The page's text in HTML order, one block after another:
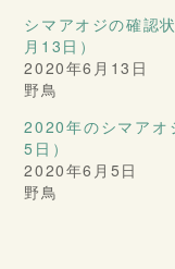
シマアオジの確認
月13日）
2020年6月13日
野鳥
2020年のシマアオ
5日）
2020年6月5日
野鳥